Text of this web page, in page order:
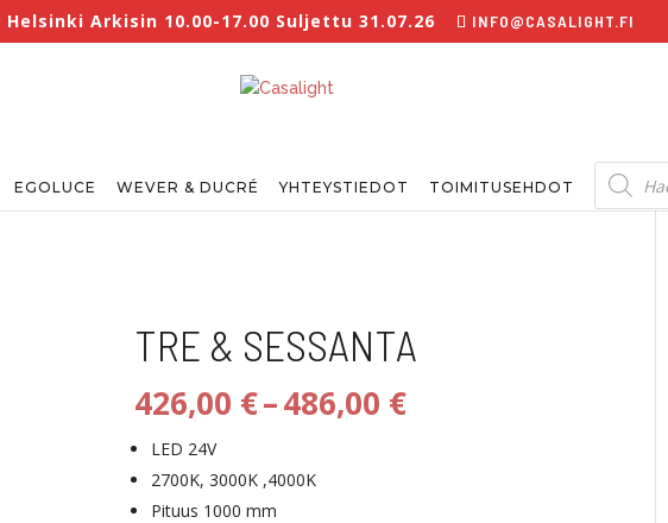
Arkisin 10.00-17.00 Suljettu 31.07.26 INFO@CASALIGHT.FI
EGOLUCE WEVER & DUCRÉ YHTEYSTIEDOT TOIMITUSEHDOT
Products
search
TRE & SESSANTA
426,00 €–486,00 €Hintaluokka:
LED 24V
2700K, 3000K ,4000K
Pituus 1000 mm